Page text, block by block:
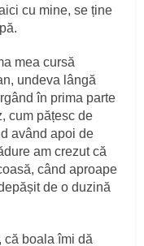
cu mine, se ține
mea cursă
undeva lângă
în prima parte
cum pățesc de
având apoi de
am crezut că
când aproape
de o duzină
că boala îmi dă